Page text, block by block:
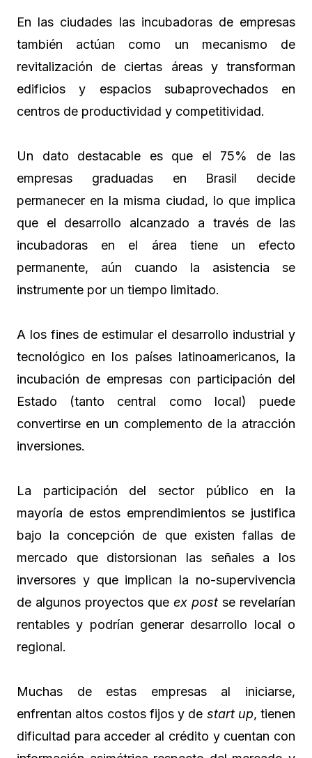
En las ciudades las incubadoras de empresas
también actúan como un mecanismo de
revitalización de ciertas áreas y transforman
edificios y espacios subaprovechados en
centros de productividad y competitividad.
Un dato destacable es que el 75% de las
empresas graduadas en Brasil decide
permanecer en la misma ciudad, lo que implica
que el desarrollo alcanzado a través de las
incubadoras en el área tiene un efecto
permanente, aún cuando la asistencia se
instrumente por un tiempo limitado.
A los fines de estimular el desarrollo industrial y
tecnológico en los países latinoamericanos, la
incubación de empresas con participación del
Estado (tanto central como local) puede
convertirse en un complemento de la atracción
inversiones.
La participación del sector público en la
mayoría de estos emprendimientos se justifica
bajo la concepción de que existen fallas de
mercado que distorsionan las señales a los
inversores y que implican la no-supervivencia
de algunos proyectos que ex post se revelarían
rentables y podrían generar desarrollo local o
regional.
Muchas de estas empresas al iniciarse,
enfrentan altos costos fijos y de start up, tienen
dificultad para acceder al crédito y cuentan con